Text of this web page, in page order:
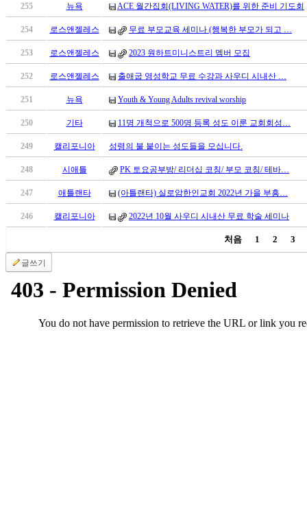
밍
넷
minky
체
안
브
국
소
야
우
255 뉴욕 ACE 월간집회(LIVING WATER)를 위한 준비 기도회
254 로스앤젤레스 무료 부모교육 세미나 (행복한 부모가 되고 …
253 로스앤젤레스 2023 원하트미니스트리 멤버 모집
252 로스앤젤레스 출애굽 영성학교 무료 수강과 사우디 시내산 …
251 뉴욕 Youth & Young Adults revival worship
250 기타 11명 개척으로 500명 등록 성도 이룬 교회회성…
249 캘리포니아 성령의 불 붙이는 성도들을 모십니다.
248 시애틀 PK 토요공부방/ 리더십 코칭/ 부모 코칭/ 테바…
247 애틀랜타 (아틀랜타) 실로암한인교회 2022년 가을 부흥…
246 캘리포니아 2022년 10월 사우디 시내산 무료 학술 세미나
처음 1 2 3
글쓰기